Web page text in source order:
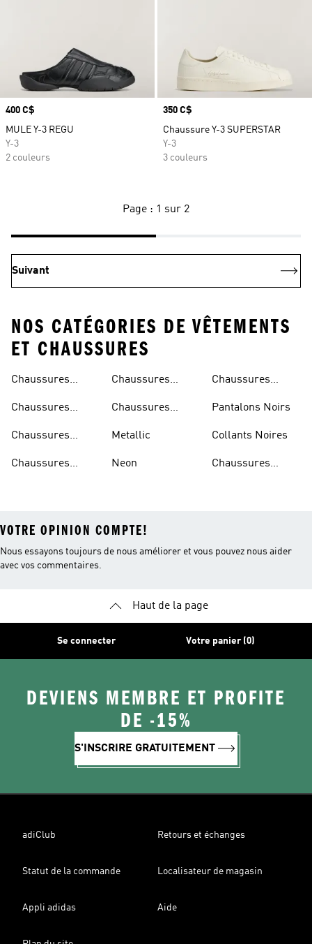
Prix
400 C$
MULE Y-3 REGU
Y-3
2 couleurs
Prix
350 C$
Chaussure Y-3 SUPERSTAR
Y-3
3 couleurs
Page : 1 sur 2
Suivant
NOS CATÉGORIES DE VÊTEMENTS
ET CHAUSSURES
Chaussures
Chaussures
Chaussures
Chaussures
Chaussures
Chaussures
Metallic
Neon
Chaussures
Pantalons Noirs
Collants Noires
Chaussures
VOTRE OPINION COMPTE!
Nous essayons toujours de nous améliorer et vous pouvez nous aider
avec vos commentaires.
Haut de la page
Se connecter Votre panier (0)
DEVIENS MEMBRE ET PROFITE
DE -15%
S'INSCRIRE GRATUITEMENT
adiClub Retours et échanges
Statut de la commande Localisateur de magasin
Appli adidas Aide